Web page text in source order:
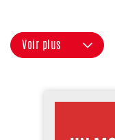
Voir plus